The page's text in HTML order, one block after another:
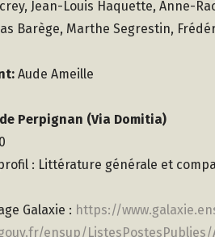
Jean-Louis Haquette, Anne-
Barège, Marthe Segrestin,
Aude Ameille
Perpignan (Via Domitia)
: Littérature générale et
Galaxie : https://
ensup/ListesPostesPublies/